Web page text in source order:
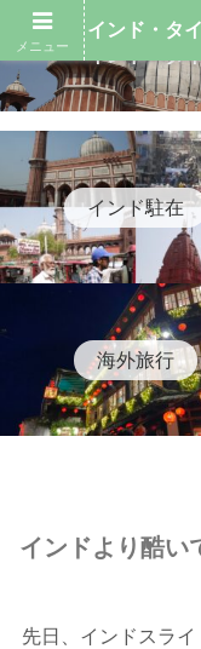
インド駐在
海外旅行
インドより酷い
先日、インドスラ
メニュー
インド・タ